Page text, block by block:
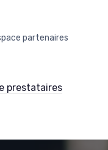
partenaires
prestataires